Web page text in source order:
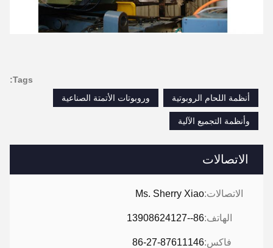
الاتصالات
الاتصالات:Ms. Sherry Xiao
الهاتف:86--13908624127
فاكس:86-27-87611146
Tags:
أنظمة اللحام الروبوتية
وروبوتات الأتمتة الصناعية
وأنظمة التجميع الآلية